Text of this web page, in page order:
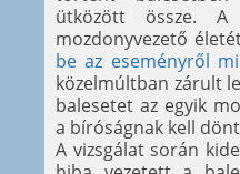
ütközött össze.
mozdonyvezető
be az eseményről
közelmúltban zárult
balesetet az egyik
a bíróságnak kell
A vizsgálat során